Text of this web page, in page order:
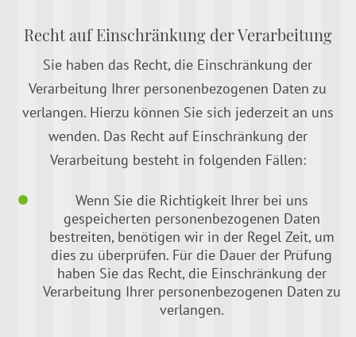
Recht auf Einschränkung der Verarbeitung
Sie haben das Recht, die Einschränkung der
Verarbeitung Ihrer personenbezogenen Daten zu
verlangen. Hierzu können Sie sich jederzeit an uns
wenden. Das Recht auf Einschränkung der
Verarbeitung besteht in folgenden Fällen:
Wenn Sie die Richtigkeit Ihrer bei uns
gespeicherten personenbezogenen Daten
bestreiten, benötigen wir in der Regel Zeit, um
dies zu überprüfen. Für die Dauer der Prüfung
haben Sie das Recht, die Einschränkung der
Verarbeitung Ihrer personenbezogenen Daten zu
verlangen.